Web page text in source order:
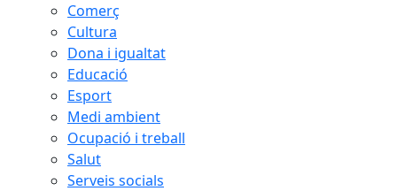
Comerç
Cultura
Dona i igualtat
Educació
Esport
Medi ambient
Ocupació i treball
Salut
Serveis socials